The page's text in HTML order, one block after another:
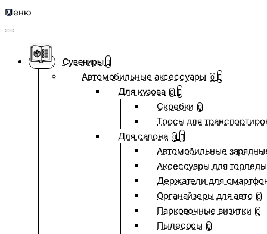
Меню
Сувениры
Автомобильные аксессуары 0
Для кузова 0
Скребки 0
Тросы для
Для салона 0
Автомобильные
Аксессуары для
Держатели для
Органайзеры для авто 0
Парковочные визитки 0
Пылесосы 0